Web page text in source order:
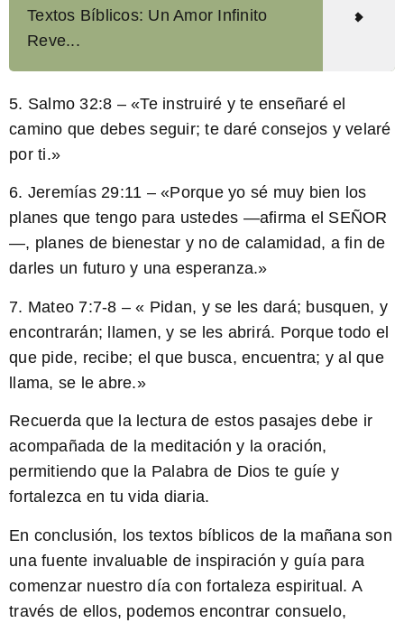
Textos Bíblicos: Un Amor Infinito
Reve...
5. Salmo 32:8 – «Te instruiré y te enseñaré el
camino que debes seguir; te daré consejos y velaré
por ti.»
6. Jeremías 29:11 – «Porque yo sé muy bien los
planes que tengo para ustedes —afirma el SEÑOR
—, planes de bienestar y no de calamidad, a fin de
darles un futuro y una esperanza.»
7. Mateo 7:7-8 – « Pidan, y se les dará; busquen, y
encontrarán; llamen, y se les abrirá. Porque todo el
que pide, recibe; el que busca, encuentra; y al que
llama, se le abre.»
Recuerda que la lectura de estos pasajes debe ir
acompañada de la meditación y la oración,
permitiendo que la Palabra de Dios te guíe y
fortalezca en tu vida diaria.
En conclusión, los textos bíblicos de la mañana son
una fuente invaluable de inspiración y guía para
comenzar nuestro día con fortaleza espiritual. A
través de ellos, podemos encontrar consuelo,